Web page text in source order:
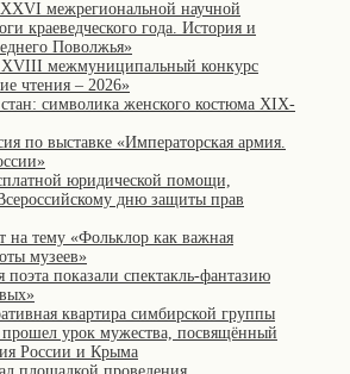
межрегиональной научной
краеведческого года. История и
Поволжья»
XVIII межмуниципальный конкурс
чтения – 2026»
символика женского костюма XIX-
по выставке «Императорская армия.
юридической помощи,
дню защиты прав
на тему «Фольклор как важная
музеев»
показали спектакль-фантазию
квартира симбирской группы
урок мужества, посвящённый
России и Крыма